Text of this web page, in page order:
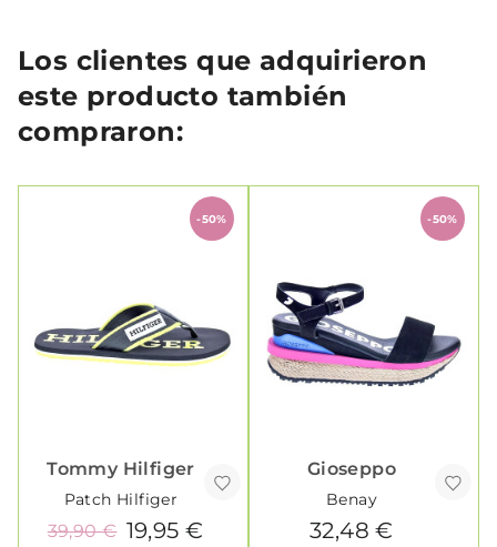
Los clientes que adquirieron
este producto también
compraron:
-50%
Tommy Hilfiger
Patch Hilfiger
19,95 €
39,90 €
-50%
Gioseppo
Benay
32,48 €